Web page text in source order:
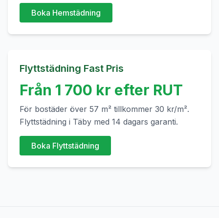
Boka Hemstädning
Flyttstädning Fast Pris
Från 1 700 kr efter RUT
För bostäder över 57 m² tillkommer 30 kr/m².
Flyttstädning i Täby med 14 dagars garanti.
Boka Flyttstädning